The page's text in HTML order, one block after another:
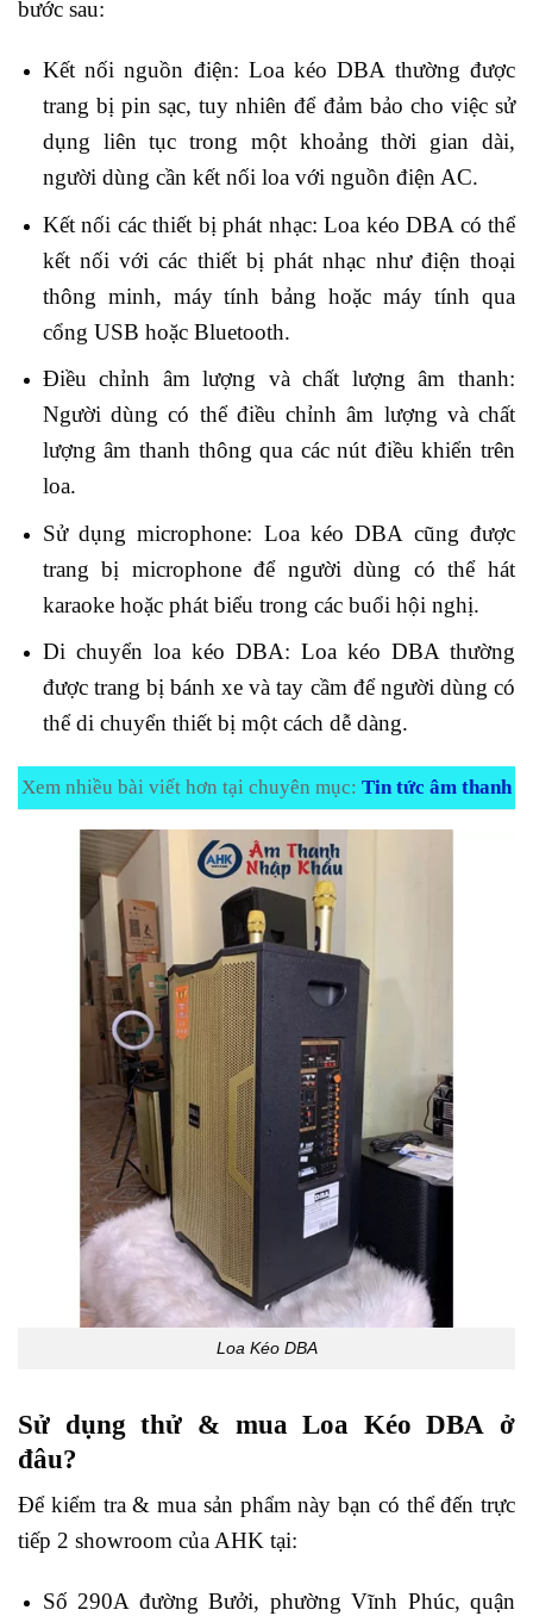
bước sau:
Kết nối nguồn điện: Loa kéo DBA thường được
trang bị pin sạc, tuy nhiên để đảm bảo cho việc sử
dụng liên tục trong một khoảng thời gian dài,
người dùng cần kết nối loa với nguồn điện AC.
Kết nối các thiết bị phát nhạc: Loa kéo DBA có thể
kết nối với các thiết bị phát nhạc như điện thoại
thông minh, máy tính bảng hoặc máy tính qua
cổng USB hoặc Bluetooth.
Điều chỉnh âm lượng và chất lượng âm thanh:
Người dùng có thể điều chỉnh âm lượng và chất
lượng âm thanh thông qua các nút điều khiển trên
loa.
Sử dụng microphone: Loa kéo DBA cũng được
trang bị microphone để người dùng có thể hát
karaoke hoặc phát biểu trong các buổi hội nghị.
Di chuyển loa kéo DBA: Loa kéo DBA thường
được trang bị bánh xe và tay cầm để người dùng có
thể di chuyển thiết bị một cách dễ dàng.
Xem nhiều bài viết hơn tại chuyên mục: Tin tức âm thanh
Loa Kéo DBA
Sử dụng thử & muaLoa Kéo DBA ở
đâu?
Để kiểm tra & mua sản phẩm này bạn có thể đến trực
tiếp 2 showroom của AHK tại:
Số 290A đường Bưởi, phường Vĩnh Phúc, quận